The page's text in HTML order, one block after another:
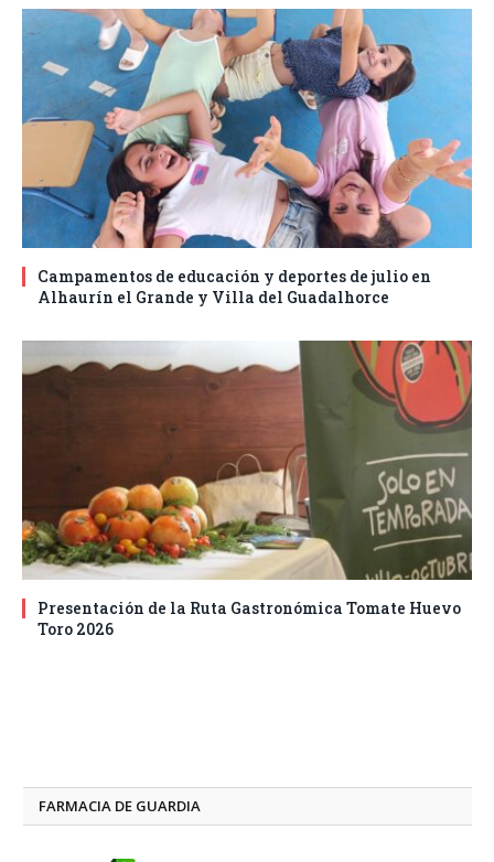
Campamentos de educación y deportes de julio en
Alhaurín el Grande y Villa del Guadalhorce
Presentación de la Ruta Gastronómica Tomate Huevo
Toro 2026
FARMACIA DE GUARDIA